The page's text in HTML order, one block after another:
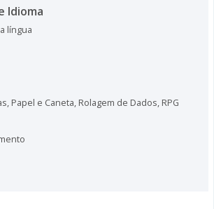
Idioma
língua
, Papel e Caneta, Rolagem de Dados, RPG